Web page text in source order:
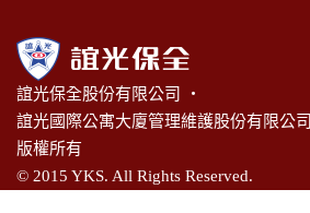
誼光保全股份有限公司 ‧
誼光國際公寓大廈管理維護股份有限公司
版權所有
© 2015 YKS. All Rights Reserved.